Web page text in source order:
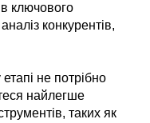
ключового
конкурентів,
не потрібно
найлегше
таких як